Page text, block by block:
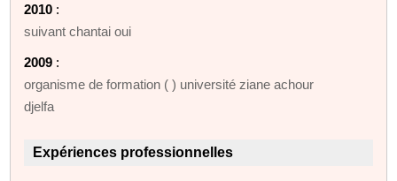
2010 :
suivant chantai oui
2009 :
organisme de formation ( ) université ziane achour
djelfa
Expériences professionnelles